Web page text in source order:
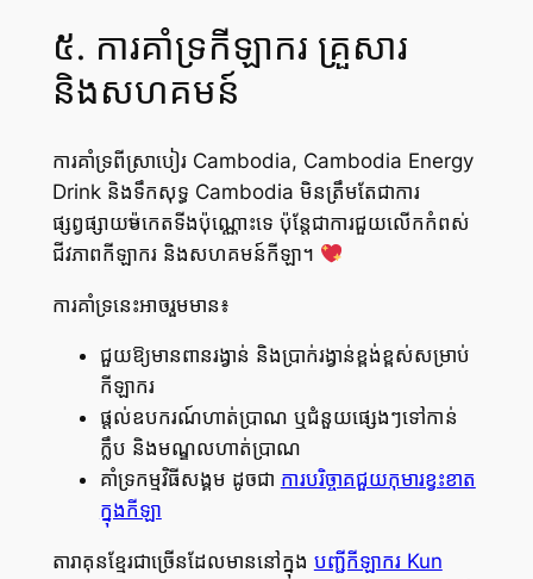
៥. ការគាំទ្រកីឡាករ គ្រួសារ
និងសហគមន៍
ការគាំទ្រពីស្រាបៀរ Cambodia, Cambodia Energy
Drink និងទឹកសុទ្ធ Cambodia មិនត្រឹមតែជាការ
ផ្សព្វផ្សាយម៉ာកេតទីងប៉ុណ្ណោះទេ ប៉ុន្តែជាការជួយលើកកំពស់
ជីវភាពកីឡាករ និងសហគមន៍កីឡា។
ការគាំទ្រនេះអាចរួមមាន៖
ជួយឱ្យមានពានរង្វាន់ និងប្រាក់រង្វាន់ខ្ពង់ខ្ពស់សម្រាប់
កីឡាករ
ផ្តល់ឧបករណ៍ហាត់ប្រាណ ឬជំនួយផ្សេងៗទៅកាន់
ក្លឹប និងមណ្ឌលហាត់ប្រាណ
គាំទ្រកម្មវិធីសង្គម ដូចជា ការបរិច្ចាគជួយកុមារខ្វះខាត
ក្នុងកីឡា
តារាគុនខ្មែរជាច្រើនដែលមាននៅក្នុង បញ្ជីកីឡាករ Kun